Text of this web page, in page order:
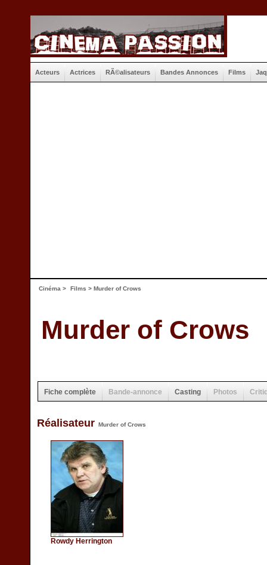
Acteurs Actrices RÃ©alisateurs Bandes Annonces Films
Cinéma > Films > Murder of Crows
Murder of Crows
Fiche complète Bande-annonce Casting Photos
Réalisateur Murder of Crows
Rowdy Herrington